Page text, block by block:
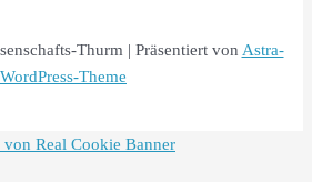
Thurm | Präsentiert von Astra-
WordPress-Theme
Real Cookie Banner